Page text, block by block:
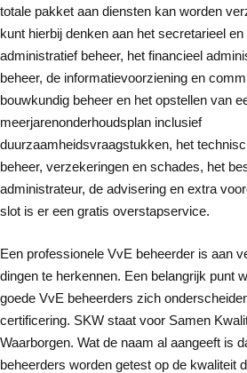
totale pakket aan diensten kan worden
kunt hierbij denken aan het secretarieel en
administratief beheer, het financieel
beheer, de informatievoorziening en
bouwkundig beheer en het opstellen van
meerjarenonderhoudsplan inclusief
duurzaamheidsvraagstukken, het
beheer, verzekeringen en schades, het
administrateur, de advisering en extra
slot is er een gratis overstapservice.
Een professionele VvE beheerder is aan
dingen te herkennen. Een belangrijk punt
goede VvE beheerders zich
certificering. SKW staat voor Samen
Waarborgen. Wat de naam al aangeeft is
beheerders worden getest op de kwaliteit